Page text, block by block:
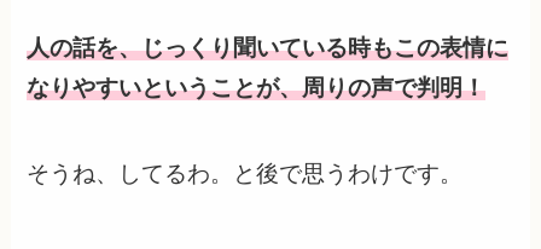
人の話を、じっくり聞いている時もこの表情に
なりやすいということが、周りの声で判明！
そうね、してるわ。と後で思うわけです。